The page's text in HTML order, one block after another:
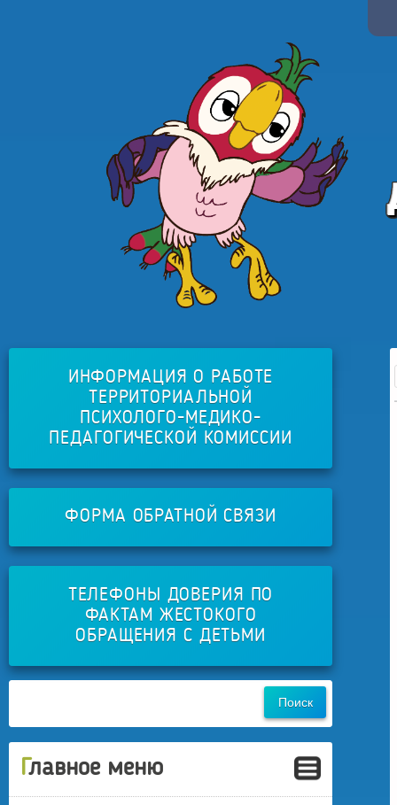
ИНФОРМАЦИЯ О РАБОТЕ
ТЕРРИТОРИАЛЬНОЙ
ПСИХОЛОГО-МЕДИКО-
ПЕДАГОГИЧЕСКОЙ КОМИССИИ
ФОРМА ОБРАТНОЙ СВЯЗИ
ТЕЛЕФОНЫ ДОВЕРИЯ ПО
ФАКТАМ ЖЕСТОКОГО
ОБРАЩЕНИЯ С ДЕТЬМИ
Главное меню